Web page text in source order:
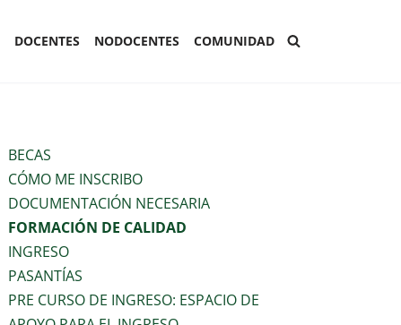
DOCENTES NODOCENTES COMUNIDAD
BECAS
CÓMO ME INSCRIBO
DOCUMENTACIÓN NECESARIA
FORMACIÓN DE CALIDAD
INGRESO
PASANTÍAS
PRE CURSO DE INGRESO: ESPACIO DE